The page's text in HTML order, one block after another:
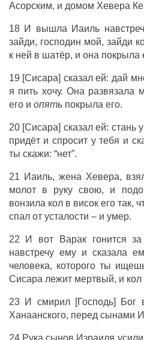
Асорским, и домом Хевера
18 И вышла Иаиль
зайди, господин мой, зайди
к ней в шатёр, и она покрыла
19 [Сисара] сказал ей: дай
я пить хочу. Она развязала
его и опятьпокрыла его.
20 [Сисара] сказал ей: стань
придёт и спросит у тебя и
ты скажи: “нет”.
21 Иаиль, жена Хевера,
молот в руку свою, и
вонзила кол в висок его так,
спал от усталости – и умер.
22 И вот Варак гонится
навстречу ему и сказала
человека, которого ты
Сисара лежит мертвый, и кол
23 И смирил [Господь] Бог
Ханаанского, перед сынами
24 Рука сынов Израиля